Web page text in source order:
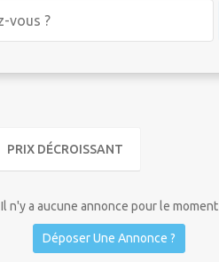
PRIX DÉCROISSANT
Il n'y a aucune annonce pour le moment
Déposer Une Annonce ?